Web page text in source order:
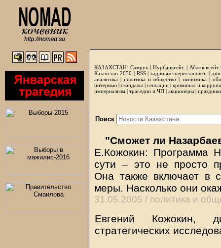
КАЗАХСТАН: Самрук |Нурбанкгейт | Аблязовгейт
Казахстан-2050 | RSS|кадровые перестановки|
аналитика | политика и общество | экономика |
интервью |скандалы | сенсации|криминал и
империализм | трагедии и ЧП | акционеры |
Поиск
"Сможет ли
Е.Кожокин: Программа
сути – это не просто
Она также включает в
меры. Насколько они
31.05.2005 / политика и
Евгений Кожокин,
стратегических